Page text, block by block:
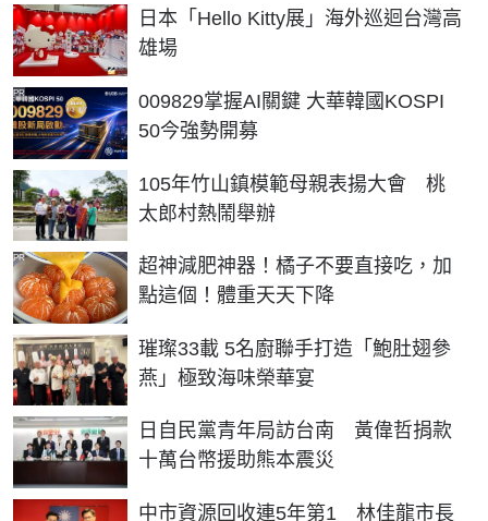
日本「Hello Kitty展」海外巡迴台灣高
雄場
009829掌握AI關鍵 大華韓國KOSPI
50今強勢開募
PR
105年竹山鎮模範母親表揚大會 桃
太郎村熱鬧舉辦
超神減肥神器！橘子不要直接吃，加
點這個！體重天天下降
PR
璀璨33載 5名廚聯手打造「鮑肚翅參
燕」極致海味榮華宴
日自民黨青年局訪台南 黃偉哲捐款
十萬台幣援助熊本震災
中市資源回收連5年第1 林佳龍市長